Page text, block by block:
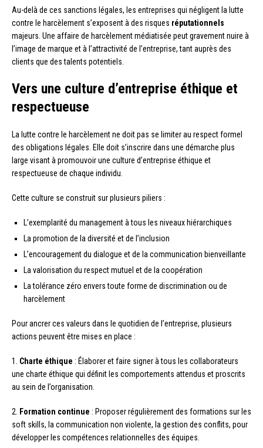
Au-delà de ces sanctions légales, les entreprises qui négligent la lutte
contre le harcèlement s’exposent à des risques réputationnels
majeurs. Une affaire de harcèlement médiatisée peut gravement nuire à
l’image de marque et à l’attractivité de l’entreprise, tant auprès des
clients que des talents potentiels.
Vers une culture d’entreprise éthique et
respectueuse
La lutte contre le harcèlement ne doit pas se limiter au respect formel
des obligations légales. Elle doit s’inscrire dans une démarche plus
large visant à promouvoir une culture d’entreprise éthique et
respectueuse de chaque individu.
Cette culture se construit sur plusieurs piliers :
L’exemplarité du management à tous les niveaux hiérarchiques
La promotion de la diversité et de l’inclusion
L’encouragement du dialogue et de la communication bienveillante
La valorisation du respect mutuel et de la coopération
La tolérance zéro envers toute forme de discrimination ou de
harcèlement
Pour ancrer ces valeurs dans le quotidien de l’entreprise, plusieurs
actions peuvent être mises en place :
1. Charte éthique : Élaborer et faire signer à tous les collaborateurs
une charte éthique qui définit les comportements attendus et proscrits
au sein de l’organisation.
2. Formation continue : Proposer régulièrement des formations sur les
soft skills, la communication non violente, la gestion des conflits, pour
développer les compétences relationnelles des équipes.